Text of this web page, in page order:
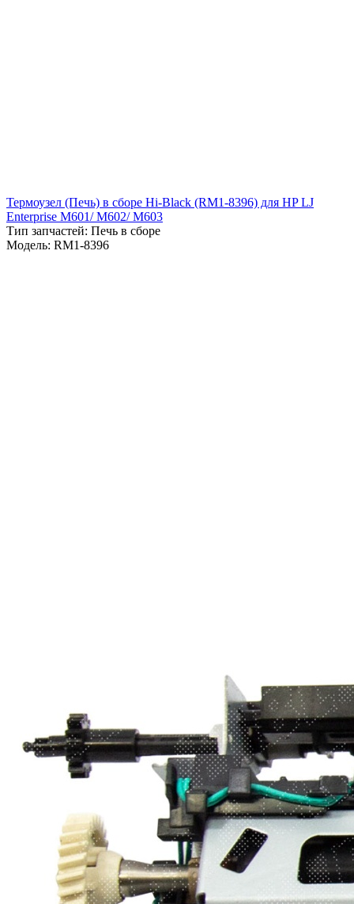
Термоузел (Печь) в сборе Hi-Black (RM1-8396) для HP LJ
Enterprise M601/ M602/ M603
Тип запчастей: Печь в сборе
Модель: RM1-8396